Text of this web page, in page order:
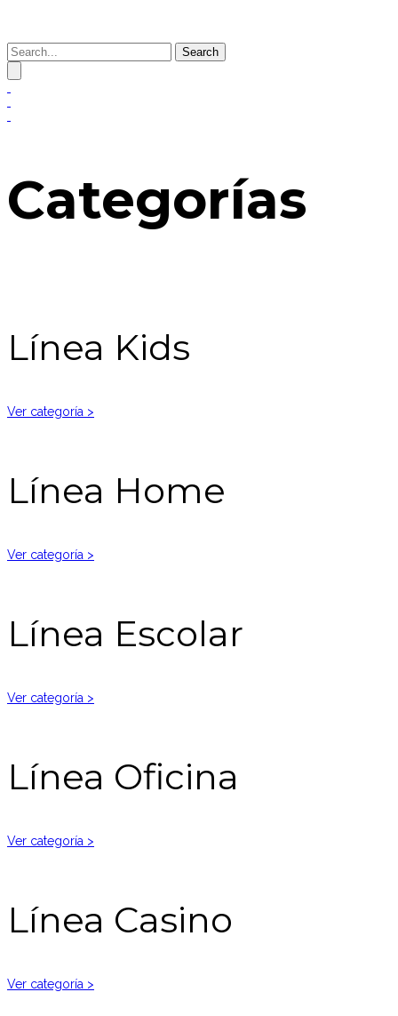
Search
Categorías
Línea Kids
Ver categoría >
Línea Home
Ver categoría >
Línea Escolar
Ver categoría >
Línea Oficina
Ver categoría >
Línea Casino
Ver categoría >